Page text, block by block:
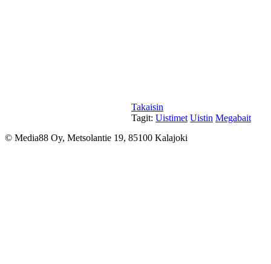
Takaisin
Tagit: Uistimet Uistin Megabait
© Media88 Oy, Metsolantie 19, 85100 Kalajoki